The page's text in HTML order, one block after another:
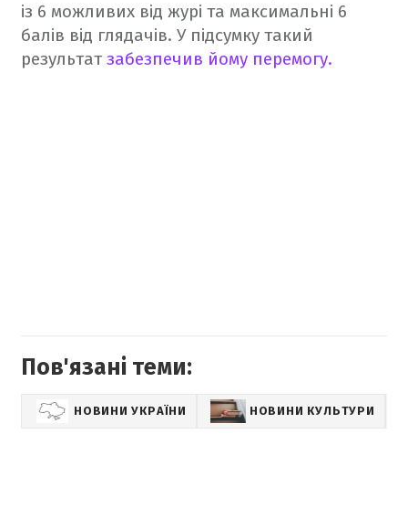
із 6 можливих від журі та максимальні 6
балів від глядачів. У підсумку такий
результатзабезпечив йому перемогу.
Пов'язані теми:
НОВИНИ УКРАЇНИ НОВИНИ КУЛЬТУРИ